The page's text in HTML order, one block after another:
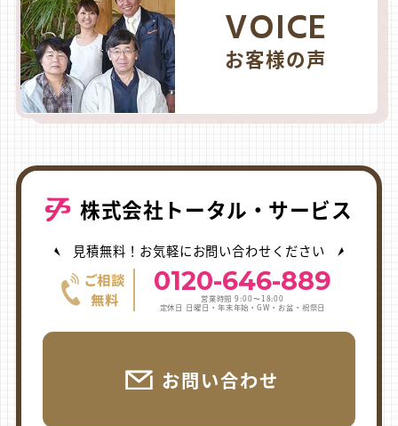
VOICE
お客様の声
株式会社トータル・サービス
見積無料！お気軽にお問い合わせください
0120-646-889
営業時間 9:00〜18:00
定休日 日曜日・年末年始・GW・お盆・祝祭日
お問い合わせ